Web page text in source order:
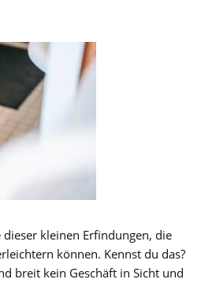
kleinen Erfindungen, die
können. Kennst du das?
breit kein Geschäft in Sicht und